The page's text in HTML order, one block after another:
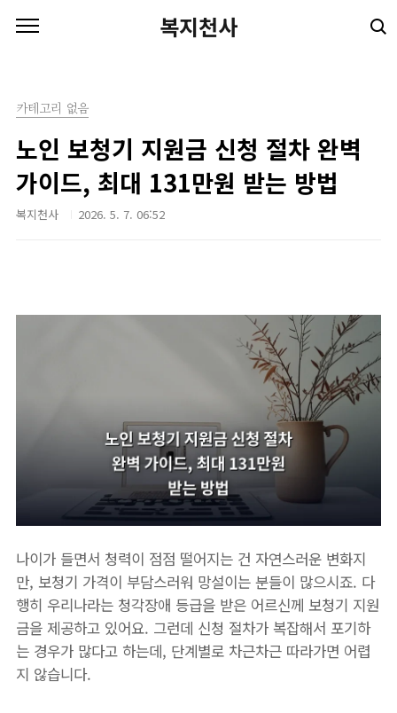
복지천사
카테고리 없음
노인 보청기 지원금 신청 절차 완벽
가이드, 최대 131만원 받는 방법
복지천사 2026. 5. 7. 06:52
나이가 들면서 청력이 점점 떨어지는 건 자연스러운 변화지
만, 보청기 가격이 부담스러워 망설이는 분들이 많으시죠. 다
행히 우리나라는 청각장애 등급을 받은 어르신께 보청기 지원
금을 제공하고 있어요. 그런데 신청 절차가 복잡해서 포기하
는 경우가 많다고 하는데, 단계별로 차근차근 따라가면 어렵
지 않습니다.